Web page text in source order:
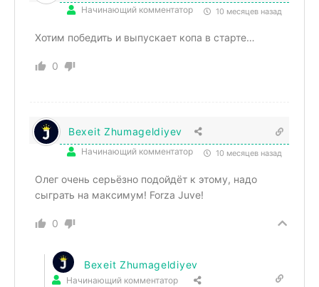
Начинающий комментатор 10 месяцев назад
Хотим победить и выпускает копа в старте…
0
Bexeit Zhumageldiyev
Начинающий комментатор 10 месяцев назад
Олег очень серьёзно подойдёт к этому, надо
сыграть на максимум! Forza Juve!
0
Bexeit Zhumageldiyev
Начинающий комментатор